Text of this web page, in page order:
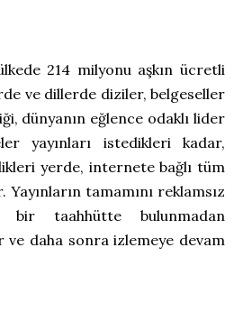
214 milyonu aşkın ücretli
ve dillerde diziler, belgeseller
dünyanın eğlence odaklı lider
yayınları istedikleri kadar,
yerde, internete bağlı tüm
tamamını reklamsız
taahhütte bulunmadan
daha sonra izlemeye devam